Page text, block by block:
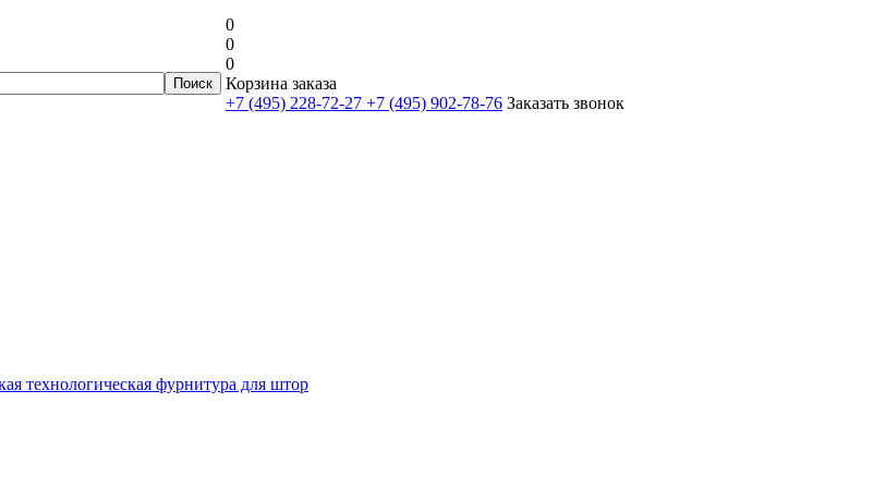
0
0
0
Корзина заказа
+7 (495) 228-72-27 +7 (495) 902-78-76 Заказать звонок
технологическая фурнитура для штор